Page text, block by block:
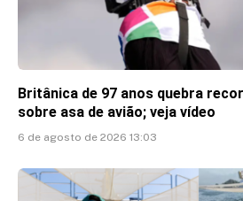
Britânica de 97 anos quebra
sobre asa de avião; veja vídeo
6 de agosto de 2026 13:03